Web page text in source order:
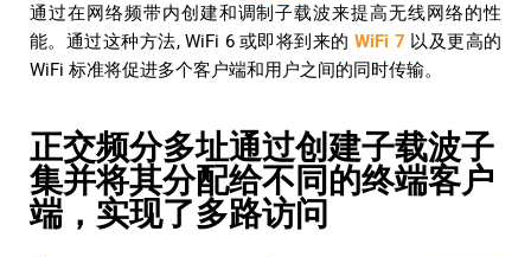
通过在网络频带内创建和调制子载波来提高无线网络的性
能。通过这种方法, WiFi 6 或即将到来的WiFi 7 以及更高的
WiFi 标准将促进多个客户端和用户之间的同时传输。
正交频分多址通过创建子载波子
集并将其分配给不同的终端客户
端，实现了多路访问